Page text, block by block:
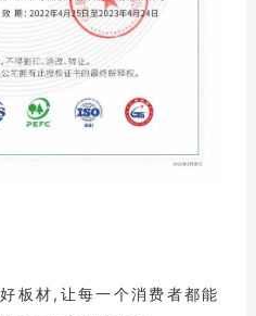
材,让每一个消费者都能